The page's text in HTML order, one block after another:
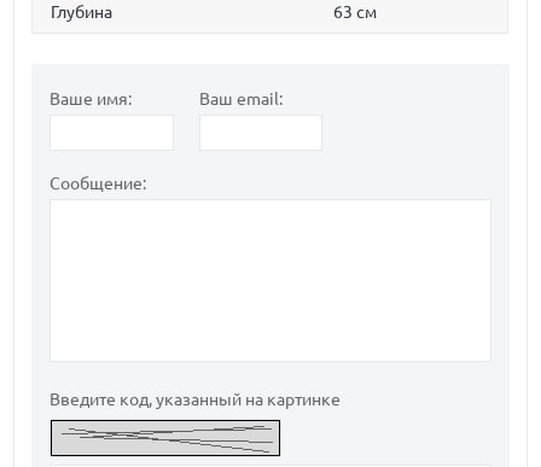
Глубина 63 см
Ваше имя: Ваш email:
Сообщение:
Введите код, указанный на картинке